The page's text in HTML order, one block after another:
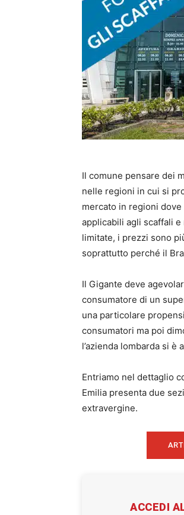
Il comune pensare dei
nelle regioni in cui si
mercato in regioni
applicabili agli scaffali
limitate, i prezzi sono
soprattutto perché il
Il Gigante deve
consumatore di un
una particolare
consumatori ma poi
l’azienda lombarda si
Entriamo nel dettaglio
Emilia presenta due
extravergine.
ACCEDI